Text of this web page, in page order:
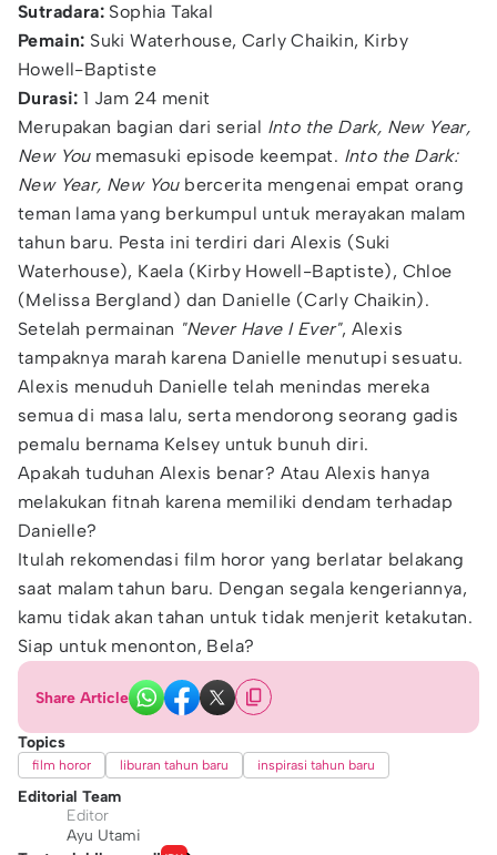
Sutradara: Sophia Takal
Pemain: Suki Waterhouse, Carly Chaikin, Kirby
Howell-Baptiste
Durasi: 1 Jam 24 menit
Merupakan bagian dari serial Into the Dark, New Year,
New Youmemasuki episode keempat. Into the Dark:
New Year, New Youbercerita mengenai empat orang
teman lama yang berkumpul untuk merayakan malam
tahun baru. Pesta ini terdiri dari Alexis (Suki
Waterhouse), Kaela (Kirby Howell-Baptiste), Chloe
(Melissa Bergland) dan Danielle (Carly Chaikin).
Setelah permainan "Never Have I Ever", Alexis
tampaknya marah karena Danielle menutupi sesuatu.
Alexis menuduh Danielle telah menindas mereka
semua di masa lalu, serta mendorong seorang gadis
pemalu bernama Kelsey untuk bunuh diri.
Apakah tuduhan Alexis benar? Atau Alexis hanya
melakukan fitnah karena memiliki dendam terhadap
Danielle?
Itulah rekomendasi film horor yang berlatar belakang
saat malam tahun baru. Dengan segala kengeriannya,
kamu tidak akan tahan untuk tidak menjerit ketakutan.
Siap untuk menonton, Bela?
Share Article
Topics
film horor liburan tahun baru inspirasi tahun baru
Editorial Team
Editor
Ayu Utami